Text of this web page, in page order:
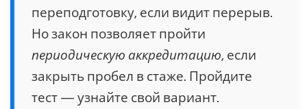
переподготовку, если видит перерыв.
Но закон позволяет пройти
периодическую аккредитацию, если
закрыть пробел в стаже. Пройдите
тест — узнайте свой вариант.